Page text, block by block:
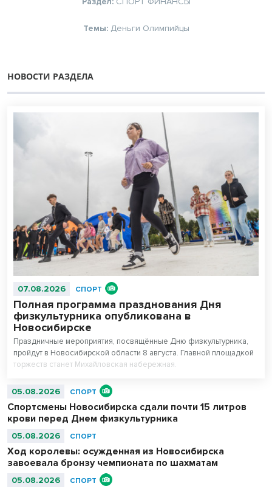
Темы: Деньги Олимпийцы
НОВОСТИ РАЗДЕЛА
07.08.2026 СПОРТ
Полная программа празднования Дня
физкультурника опубликована в
Новосибирске
Праздничные мероприятия, посвящённые Дню физкультурника,
пройдут в Новосибирской области 8 августа. Главной площадкой
торжеств станет Михайловская набережная.
05.08.2026 СПОРТ
Спортсмены Новосибирска сдали почти 15 литров
крови перед Днем физкультурника
05.08.2026 СПОРТ
Ход королевы: осужденная из Новосибирска
завоевала бронзу чемпионата по шахматам
05.08.2026 СПОРТ